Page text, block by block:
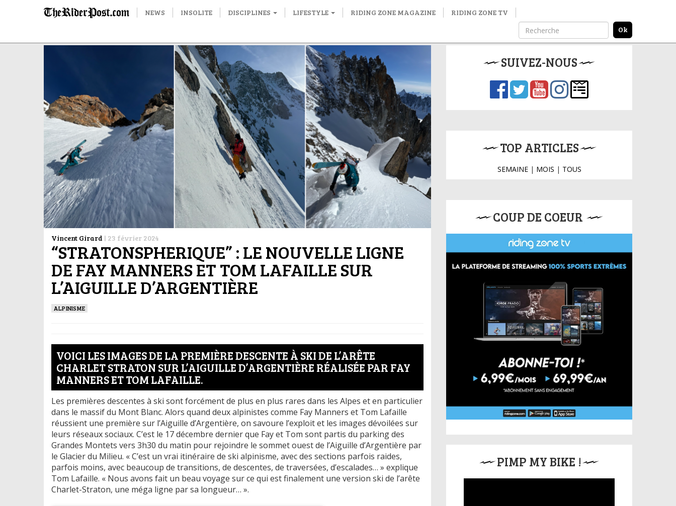
NEWS INSOLITE DISCIPLINES LIFESTYLE RIDING ZONE MAGAZINE RIDING ZONE TV
Vincent Girard | 23 février 2024
“STRATONSPHERIQUE” : LE NOUVELLE LIGNE
DE FAY MANNERS ET TOM LAFAILLE SUR
L’AIGUILLE D’ARGENTIÈRE
ALPINISME
VOICI LES IMAGES DE LA PREMIÈRE DESCENTE À SKI DE L’ARÊTE
CHARLET STRATON SUR L’AIGUILLE D’ARGENTIÈRE RÉALISÉE PAR FAY
MANNERS ET TOM LAFAILLE.
Les premières descentes à ski sont forcément de plus en plus rares dans les Alpes et en particulier
dans le massif du Mont Blanc. Alors quand deux alpinistes comme Fay Manners et Tom Lafaille
réussient une première sur l’Aiguille d’Argentière, on savoure l’exploit et les images dévoilées sur
leurs réseaux sociaux. C’est le 17 décembre dernier que Fay et Tom sont partis du parking des
Grandes Montets vers 3h30 du matin pour rejoindre le sommet ouest de l’Aiguille d’Argentière par
le Glacier du Milieu. « C’est un vrai itinéraire de ski alpinisme, avec des sections parfois raides,
parfois moins, avec beaucoup de transitions, de descentes, de traversées, d’escalades… » explique
Tom Lafaille. « Nous avons fait un beau voyage sur ce qui est finalement une version ski de l’arête
Charlet-Straton, une méga ligne par sa longueur… ».
SUIVEZ-NOUS
TOP ARTICLES
SEMAINE| MOIS | TOUS
COUP DE COEUR
PIMP MY BIKE !